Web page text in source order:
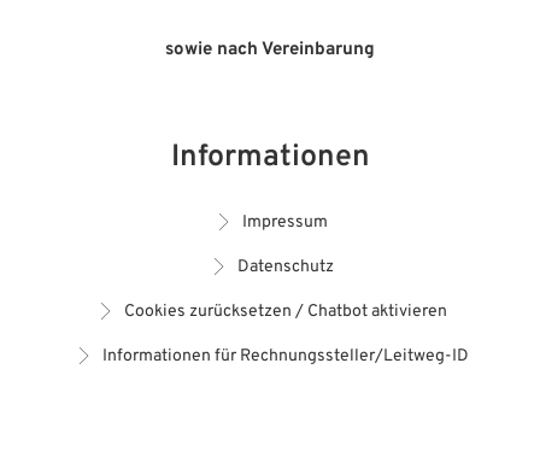
sowie nach Vereinbarung
Informationen
Impressum
Datenschutz
Cookies zurücksetzen / Chatbot aktivieren
Informationen für Rechnungssteller/Leitweg-ID